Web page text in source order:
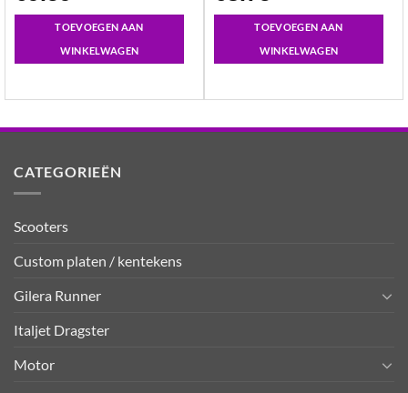
TOEVOEGEN AAN
WINKELWAGEN
TOEVOEGEN AAN
WINKELWAGEN
CATEGORIEËN
Scooters
Custom platen / kentekens
Gilera Runner
Italjet Dragster
Motor